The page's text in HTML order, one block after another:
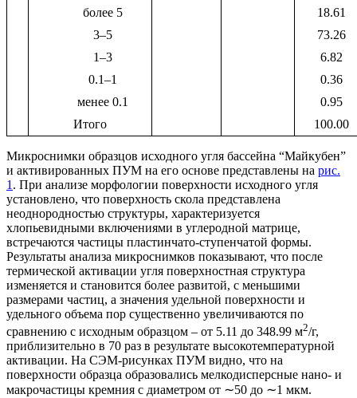
более 5
18.61
3–5
73.26
1–3
6.82
0.1–1
0.36
менее 0.1
0.95
Итого
100.00
Микроснимки образцов исходного угля бассейна “Майкубен”
и активированных ПУМ на его основе представлены на рис.
1 . При анализе морфологии поверхности исходного угля
установлено, что поверхность скола представлена
неоднородностью структуры, характеризуется
хлопьевидными включениями в углеродной матрице,
встречаются частицы пластинчато-ступенчатой формы.
Результаты анализа микроснимков показывают, что после
термической активации угля поверхностная структура
изменяется и становится более развитой, с меньшими
размерами частиц, а значения удельной поверхности и
удельного объема пор существенно увеличиваются по
сравнению с исходным образцом – от 5.11 до 348.99 м2/г,
приблизительно в 70 раз в результате высокотемпературной
активации. На СЭМ-рисунках ПУМ видно, что на
поверхности образца образовались мелкодисперсные нано- и
макрочастицы кремния с диаметром от ∼50 до ∼1 мкм.